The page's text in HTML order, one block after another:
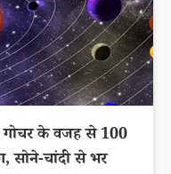
के वजह से 100
सोने-चांदी से भर